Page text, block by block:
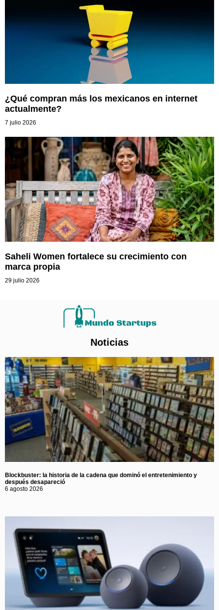
¿Qué compran más los mexicanos en internet
actualmente?
7 julio 2026
Saheli Women fortalece su crecimiento con
marca propia
29 julio 2026
Noticias
Blockbuster: la historia de la cadena que dominó el entretenimiento y
después desapareció
6 agosto 2026